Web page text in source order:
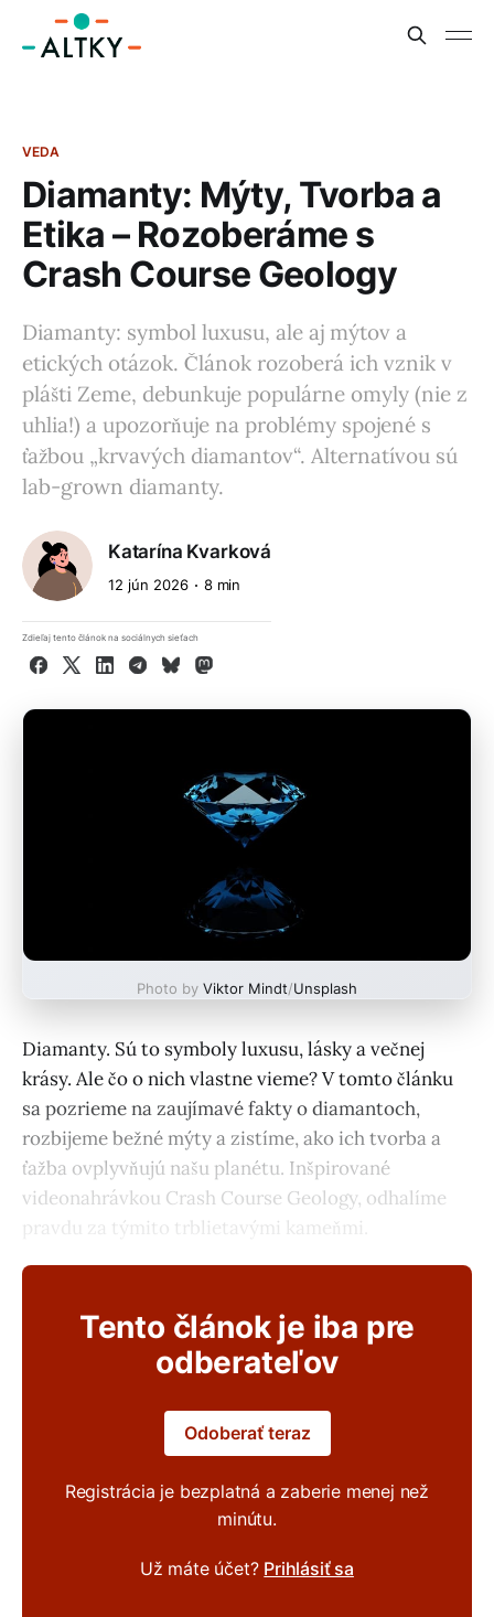
VEDA
Diamanty: Mýty, Tvorba a
Etika – Rozoberáme s
Crash Course Geology
Diamanty: symbol luxusu, ale aj mýtov a
etických otázok. Článok rozoberá ich vznik v
plášti Zeme, debunkuje populárne omyly (nie z
uhlia!) a upozorňuje na problémy spojené s
ťažbou „krvavých diamantov“. Alternatívou sú
lab-grown diamanty.
Katarína Kvarková
12 jún 2026 8 min
Zdieľaj tento článok na sociálnych sieťach
Facebook
X LinkedInTelegram
BlueskyMastodon
Photo by Viktor Mindt/Unsplash
Diamanty. Sú to symboly luxusu, lásky a večnej
krásy. Ale čo o nich vlastne vieme? V tomto článku
sa pozrieme na zaujímavé fakty o diamantoch,
rozbijeme bežné mýty a zistíme, ako ich tvorba a
ťažba ovplyvňujú našu planétu. Inšpirované
videonahrávkou Crash Course Geology, odhalíme
pravdu za týmito trblietavými kameňmi.
Tento článok je iba pre
odberateľov
Odoberať teraz
Registrácia je bezplatná a zaberie menej než
minútu.
Už máte účet? Prihlásiť sa